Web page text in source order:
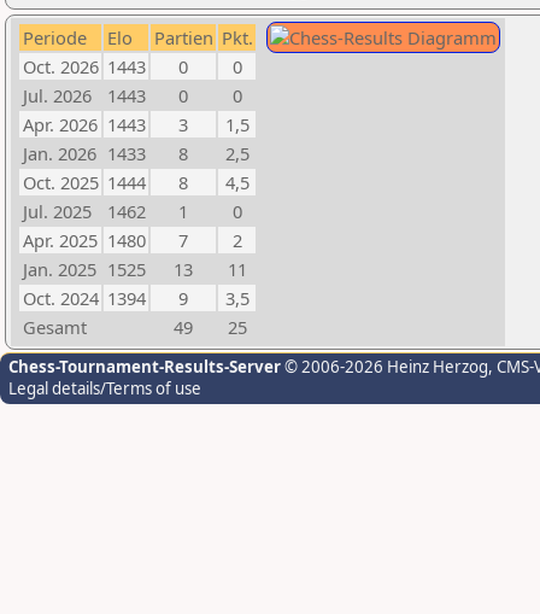
Periode Elo Partien Pkt.
Oct. 2026 1443 0
0
Jul. 2026
1443 0
0
Apr. 2026 1443 3
1,5
Jan. 2026 1433 8
2,5
Oct. 2025 1444 8
4,5
Jul. 2025
1462 1
0
Apr. 2025 1480 7
2
Jan. 2025 1525 13
11
Oct. 2024 1394 9
3,5
Gesamt
49 25
Chess-Tournament-Results-Server© 2006-2026 Heinz Herzog,
Legal details/Terms of use